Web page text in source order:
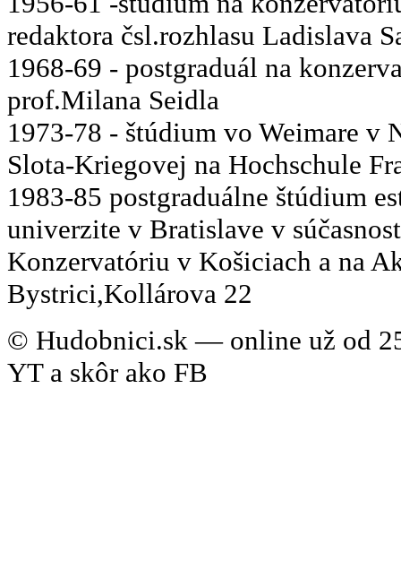
redaktora čsl.rozhlasu Ladislava
1968-69 - postgraduál na
prof.Milana Seidla
1973-78 - štúdium vo Weimare v
Slota-Kriegovej na Hochschule
1983-85 postgraduálne štúdium
univerzite v Bratislave v
Konzervatóriu v Košiciach a na
Bystrici,Kollárova 22
© Hudobnici.sk — online už od
YT a skôr ako FB